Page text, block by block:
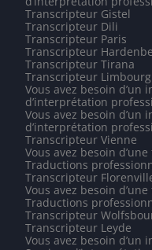
Transcripteur Gistel
Transcripteur Dili
Transcripteur Paris
Transcripteur
Transcripteur Tirana
Transcripteur Limbourg
Vous avez besoin d’un
d’interprétation
Vous avez besoin d’un
d’interprétation
Transcripteur Vienne
Vous avez besoin
Traductions
Transcripteur
Vous avez besoin
Traductions
Transcripteur
Transcripteur Leyde
Vous avez besoin d’un